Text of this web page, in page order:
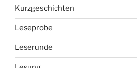
Kurzgeschichten
Leseprobe
Leserunde